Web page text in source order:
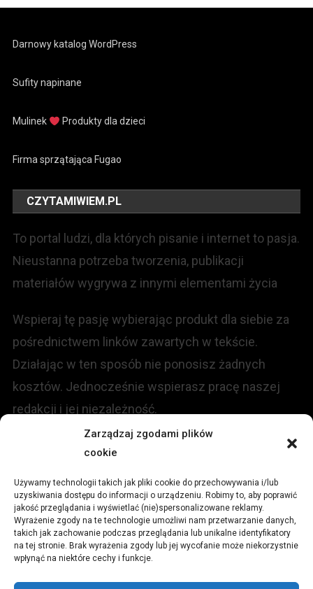
Zarządzaj zgodami plików
cookie
Używamy technologii takich jak pliki cookie do przechowywania i/lub
uzyskiwania dostępu do informacji o urządzeniu. Robimy to, aby poprawić
jakość przeglądania i wyświetlać (nie)spersonalizowane reklamy.
Wyrażenie zgody na te technologie umożliwi nam przetwarzanie danych,
takich jak zachowanie podczas przeglądania lub unikalne identyfikatory
na tej stronie. Brak wyrażenia zgody lub jej wycofanie może niekorzystnie
wpłynąć na niektóre cechy i funkcje.
Darnowy katalog WordPress
Sufity napinane
Mulinek Produkty dla dzieci
Firma sprzątająca Fugao
CZYTAMIWIEM.PL
To portal ludzi, dla których pisanie i internet to pasja.
Nieustanna potrzeba tworzenia, publikacji
materiałów wygrywa z innymi elementami życia
Wspieraj tę pasję wybierając produkt dla siebie za
pośrednictwem linków zawartych w tekście.
Działając w ten sposób nie ponosisz żadnych
kosztów. Jednocześnie wspierasz pracę naszej
redakcji i jej niezależność.
Redakcja portalu:
ul.Stara 13, 42-600 Tarnowskie Góry
TEL:+48 509 547 822